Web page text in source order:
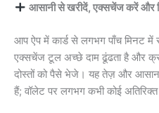
आसानी से खरीदें, एक्सचेंज करें और
आप ऐप में कार्ड से लगभग पाँच मिनट में
एक्सचेंज टूल अच्छे दाम ढूंढता है और
दोस्तों को पैसे भेजे। यह तेज़ और आसान
हैं; वॉलेट पर लगभग कभी कोई